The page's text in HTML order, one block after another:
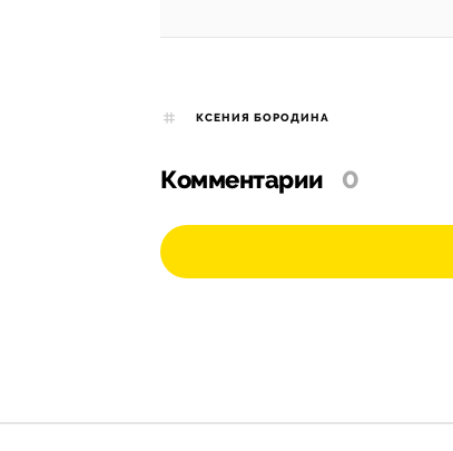
КСЕНИЯ БОРОДИНА
Комментарии 0